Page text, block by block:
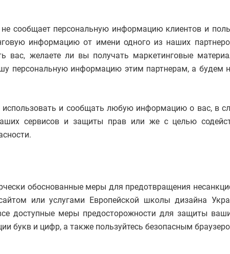
сообщает персональную информацию клиентов и
информацию от имени одного из наших
желаете ли вы получать маркетинговые
персональную информацию этим партнерам, а
и сообщать любую информацию о вас, в
сервисов и защиты прав или же с целью
обоснованные меры для предотвращения
или услугами Европейской школы дизайна
доступные меры предосторожности для защиты
букв и цифр, а также пользуйтесь безопасным